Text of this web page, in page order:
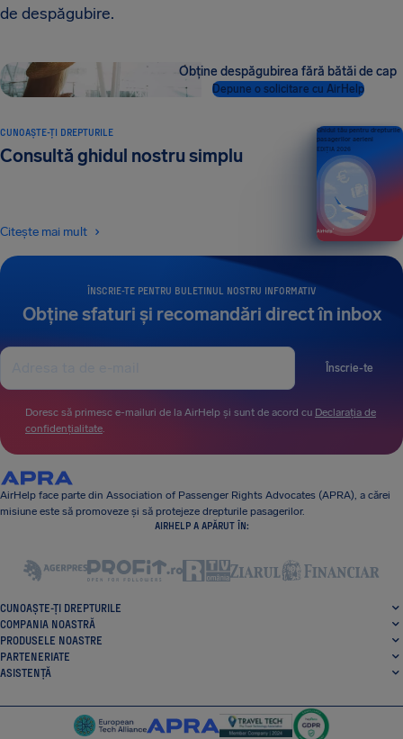
de despăgubire.
Obține despăgubirea fără bătăi de cap
Depune o solicitare cu AirHelp
ÎNSCRIE-TE PENTRU BULETINUL NOSTRU INFORMATIV
Obține sfaturi și recomandări direct în inbox
Înscrie-te
Doresc să primesc e-mailuri de la AirHelp și sunt de acord cu Declarația de
confidențialitate.
CUNOAȘTE-ȚI DREPTURILE
Consultă ghidul nostru simplu
Citește mai mult
Ghidul tău pentru drepturile
pasagerilor aerieni
EDIȚIA 2026
AirHelp face parte din Association of Passenger Rights Advocates (APRA), a cărei
misiune este să promoveze și să protejeze drepturile pasagerilor.
AIRHELP A APĂRUT ÎN:
CUNOAȘTE-ȚI DREPTURILE
COMPANIA NOASTRĂ
PRODUSELE NOASTRE
PARTENERIATE
ASISTENȚĂ